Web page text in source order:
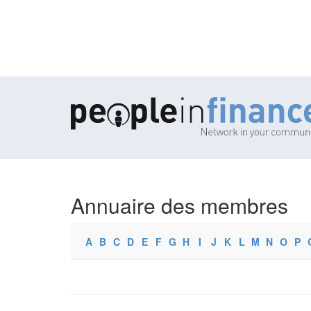
Annuaire des membres
A B C D E F G H I J K L M N O P